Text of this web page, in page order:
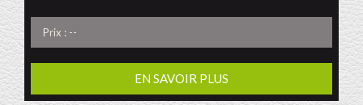
Prix : --
EN SAVOIR PLUS